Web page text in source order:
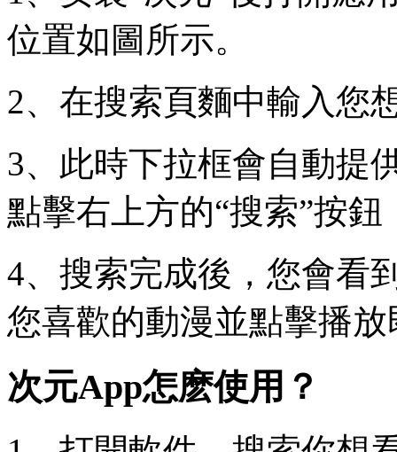
位置如圖所示。
2、在搜索頁麵中輸入您
3、此時下拉框會自動提
點擊右上方的“搜索”按鈕
4、搜索完成後，您會看
您喜歡的動漫並點擊播
次元App怎麽使用？